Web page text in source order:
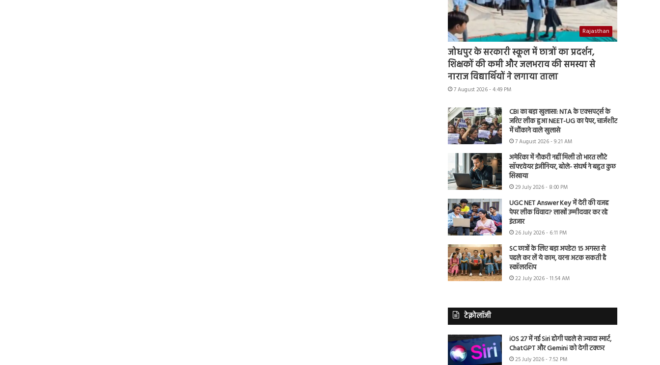
Rajasthan
जोधपुर के सरकारी स्कूल में छात्रों का प्रदर्शन,
शिक्षकों की कमी और जलभराव की समस्या से
नाराज विद्यार्थियों ने लगाया ताला
7 August 2026 - 4:49 PM
CBI का बड़ा खुलासा: NTA के एक्सपर्ट्स के
जरिए लीक हुआ NEET-UG का पेपर, चार्जशीट
में चौंकाने वाले खुलासे
7 August 2026 - 9:21 AM
अमेरिका में नौकरी नहीं मिली तो भारत लौटे
सॉफ्टवेयर इंजीनियर, बोले- संघर्ष ने बहुत कुछ
सिखाया
29 July 2026 - 8:00 PM
UGC NET Answer Key में देरी की वजह
पेपर लीक विवाद? लाखों उम्मीदवार कर रहे
इंतजार
26 July 2026 - 6:11 PM
SC छात्रों के लिए बड़ा अपडेट! 15 अगस्त से
पहले कर लें ये काम, वरना अटक सकती है
स्कॉलरशिप
22 July 2026 - 11:54 AM
टेक्नोलॉजी
iOS 27 में नई Siri होगी पहले से ज्यादा स्मार्ट,
ChatGPT और Gemini को देगी टक्कर
25 July 2026 - 7:52 PM